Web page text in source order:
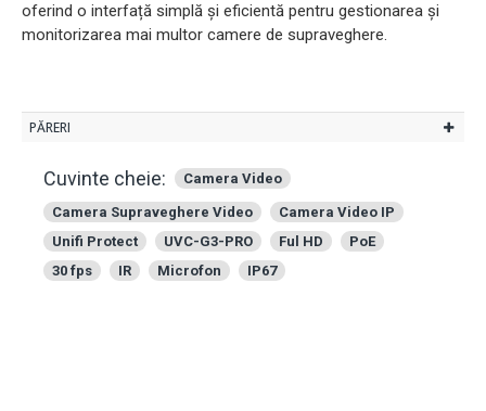
oferind o interfață simplă și eficientă pentru gestionarea și
monitorizarea mai multor camere de supraveghere.
PĂRERI
Cuvinte cheie: Camera Video
Camera Supraveghere Video
Camera Video IP
Unifi Protect
UVC-G3-PRO Ful HD
PoE
30 fps
IR Microfon IP67